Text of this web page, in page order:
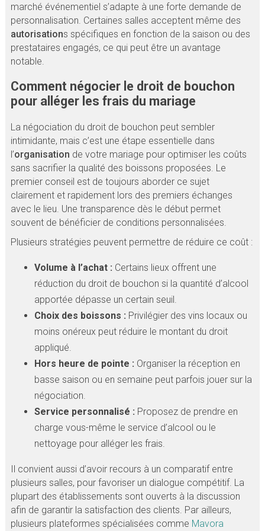
marché événementiel s’adapte à une forte demande de
personnalisation. Certaines salles acceptent même des
autorisations spécifiques en fonction de la saison ou des
prestataires engagés, ce qui peut être un avantage
notable.
Comment négocier le droit de bouchon
pour alléger les frais du mariage
La négociation du droit de bouchon peut sembler
intimidante, mais c’est une étape essentielle dans
l’organisation de votre mariage pour optimiser les coûts
sans sacrifier la qualité des boissons proposées. Le
premier conseil est de toujours aborder ce sujet
clairement et rapidement lors des premiers échanges
avec le lieu. Une transparence dès le début permet
souvent de bénéficier de conditions personnalisées.
Plusieurs stratégies peuvent permettre de réduire ce coût :
Volume à l’achat : Certains lieux offrent une
réduction du droit de bouchon si la quantité d’alcool
apportée dépasse un certain seuil.
Choix des boissons : Privilégier des vins locaux ou
moins onéreux peut réduire le montant du droit
appliqué.
Hors heure de pointe : Organiser la réception en
basse saison ou en semaine peut parfois jouer sur la
négociation.
Service personnalisé : Proposez de prendre en
charge vous-même le service d’alcool ou le
nettoyage pour alléger les frais.
Il convient aussi d’avoir recours à un comparatif entre
plusieurs salles, pour favoriser un dialogue compétitif. La
plupart des établissements sont ouverts à la discussion
afin de garantir la satisfaction des clients. Par ailleurs,
plusieurs plateformes spécialisées comme Mavora